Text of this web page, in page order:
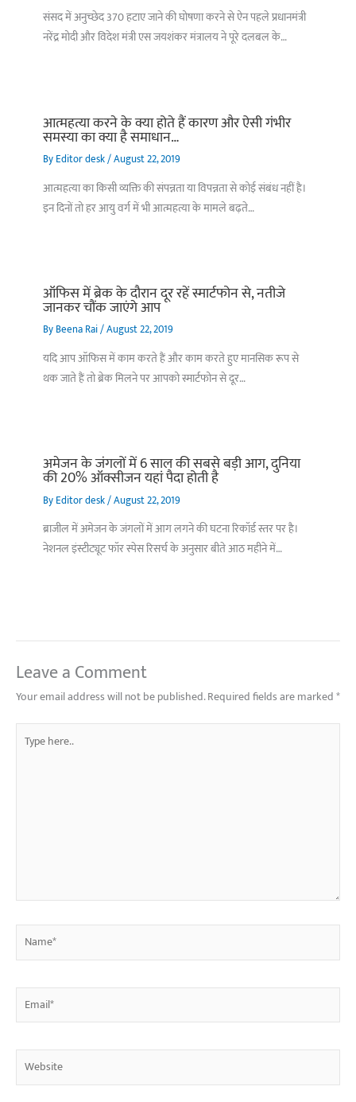
संसद में अनुच्छेद 370 हटाए जाने की घोषणा करने से ऐन पहले प्रधानमंत्री
नरेंद्र मोदी और विदेश मंत्री एस जयशंकर मंत्रालय ने पूरे दलबल के…
आत्महत्या करने के क्या होते हैं कारण और ऐसी गंभीर
समस्या का क्या है समाधान…
ByEditor desk/August 22, 2019
आत्महत्या का किसी व्यक्ति की संपन्नता या विपन्नता से कोई संबंध नहीं है।
इन दिनों तो हर आयु वर्ग में भी आत्महत्या के मामले बढ़ते…
ऑफिस में ब्रेक के दौरान दूर रहें स्मार्टफोन से, नतीजे
जानकर चौंक जाएंगे आप
ByBeena Rai/August 22, 2019
यदि आप ऑफिस में काम करते हैं और काम करते हुए मानसिक रूप से
थक जाते हैं तो ब्रेक मिलने पर आपको स्मार्टफोन से दूर…
अमेजन के जंगलों में 6 साल की सबसे बड़ी आग, दुनिया
की 20% ऑक्सीजन यहां पैदा होती है
ByEditor desk/August 22, 2019
ब्राजील में अमेजन के जंगलों में आग लगने की घटना रिकॉर्ड स्तर पर है।
नेशनल इंस्टीट्यूट फॉर स्पेस रिसर्च के अनुसार बीते आठ महीने में…
Leave a Comment
Your email address will not be published.Required fields are marked*
here..
Website